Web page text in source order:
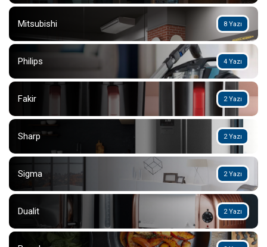
8 Yazı
Mitsubishi
4 Yazı
Philips
2 Yazı
Fakir
2 Yazı
Sharp
2 Yazı
Sigma
2 Yazı
Dualit